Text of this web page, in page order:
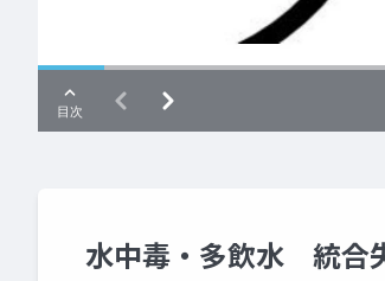
水中毒・多飲水 統合